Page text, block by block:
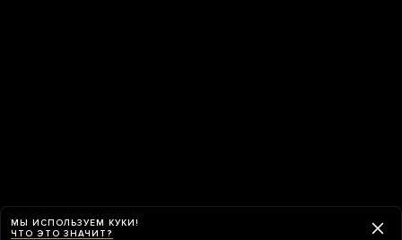
МЫ ИСПОЛЬЗУЕМ КУКИ!
ЧТО ЭТО ЗНАЧИТ?